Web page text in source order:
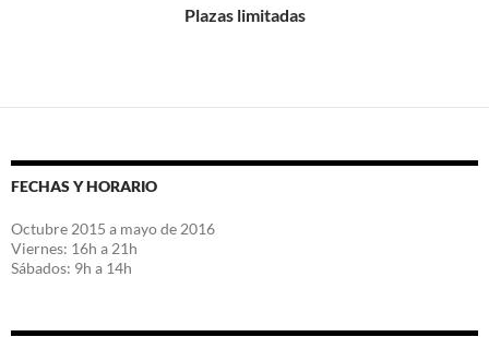
Plazas limitadas
FECHAS Y HORARIO
Octubre 2015 a mayo de 2016
Viernes: 16h a 21h
Sábados: 9h a 14h